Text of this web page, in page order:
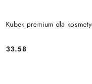
Kubek premium dla
Cena:
33.58